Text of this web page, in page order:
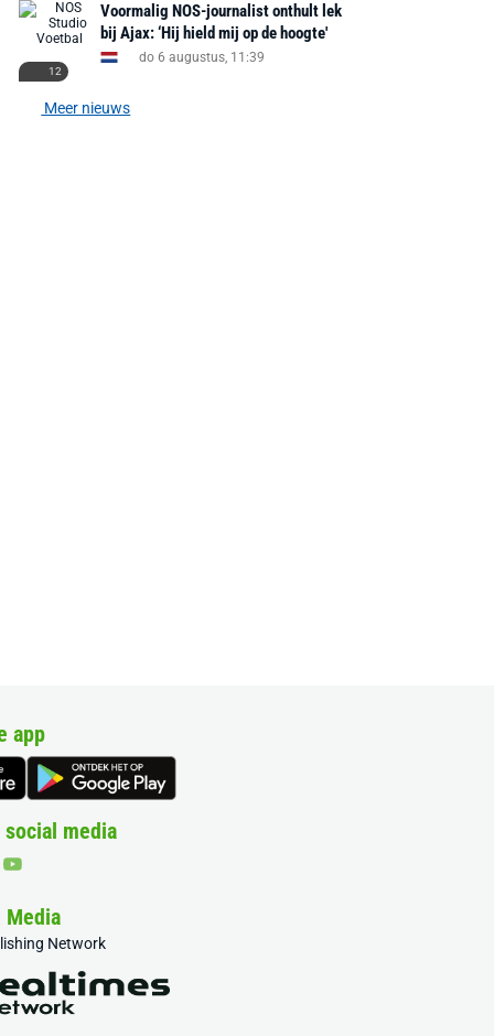
12
Voormalig NOS-journalist onthult lek
bij Ajax: ‘Hij hield mij op de hoogte'
do 6 augustus, 11:39
Meer nieuws
app
media
Media
Network